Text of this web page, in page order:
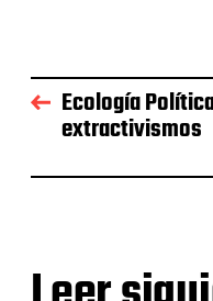
Ecología
extractivismos